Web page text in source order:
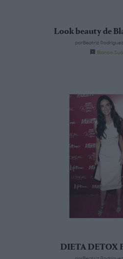
Look beauty de
porBeatriz
Blanca
DIETA DETOX